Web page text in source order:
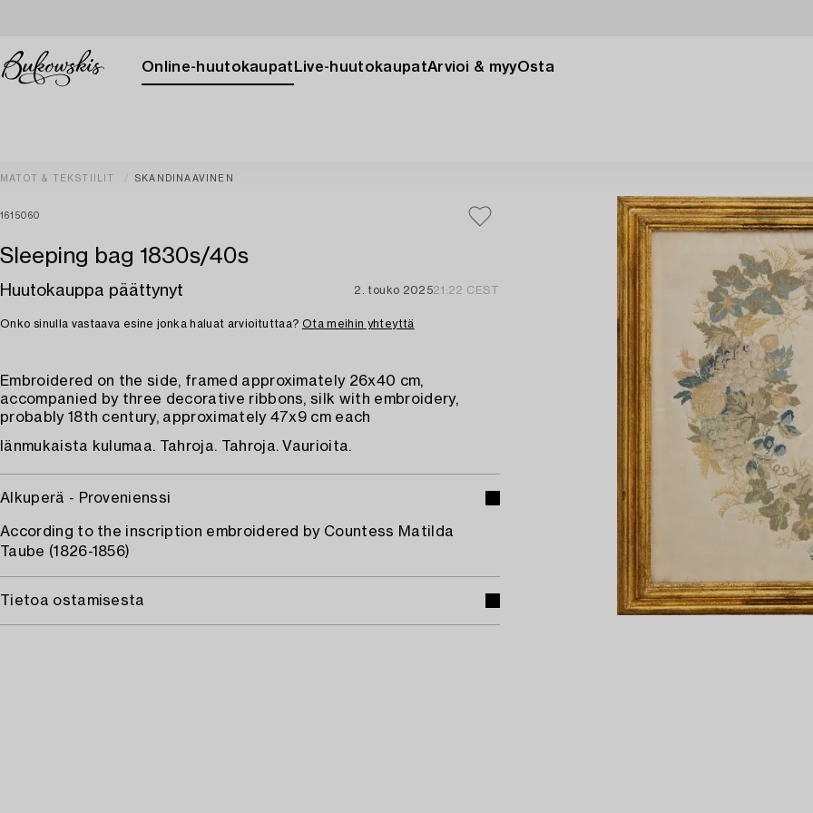
Online-huutokaupat Live-huutokaupatArvioi & myyOsta
MATOT & TEKSTIILIT SKANDINAAVINEN
1615060
Sleeping bag 1830s/40s
Huutokauppa päättynyt 2. touko 202521:22 CEST
Onko sinulla vastaava esine jonka haluat arvioituttaa? Ota meihin yhteyttä
Embroidered on the side, framed approximately 26x40 cm,
accompanied by three decorative ribbons, silk with embroidery,
probably 18th century, approximately 47x9 cm each
Iänmukaista kulumaa. Tahroja. Tahroja. Vaurioita.
Alkuperä - Provenienssi
According to the inscription embroidered by Countess Matilda
Taube (1826-1856)
Tietoa ostamisesta